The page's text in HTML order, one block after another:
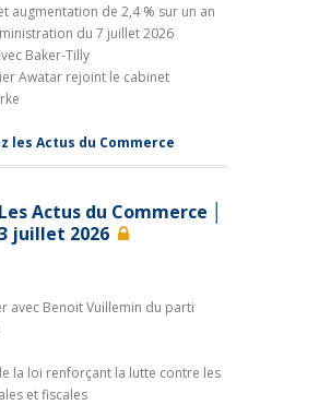
augmentation de 2,4 % sur un an
du 7 juillet 2026
Baker-Tilly
Awatar rejoint le cabinet
les Actus du Commerce
Les Actus du Commerce │
juillet 2026
avec Benoit Vuillemin du parti
la loi renforçant la lutte contre les
et fiscales